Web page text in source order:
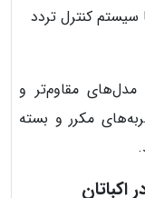
کنترل تردد
مدل‌های مقاوم‌تر و
مکرر و بسته